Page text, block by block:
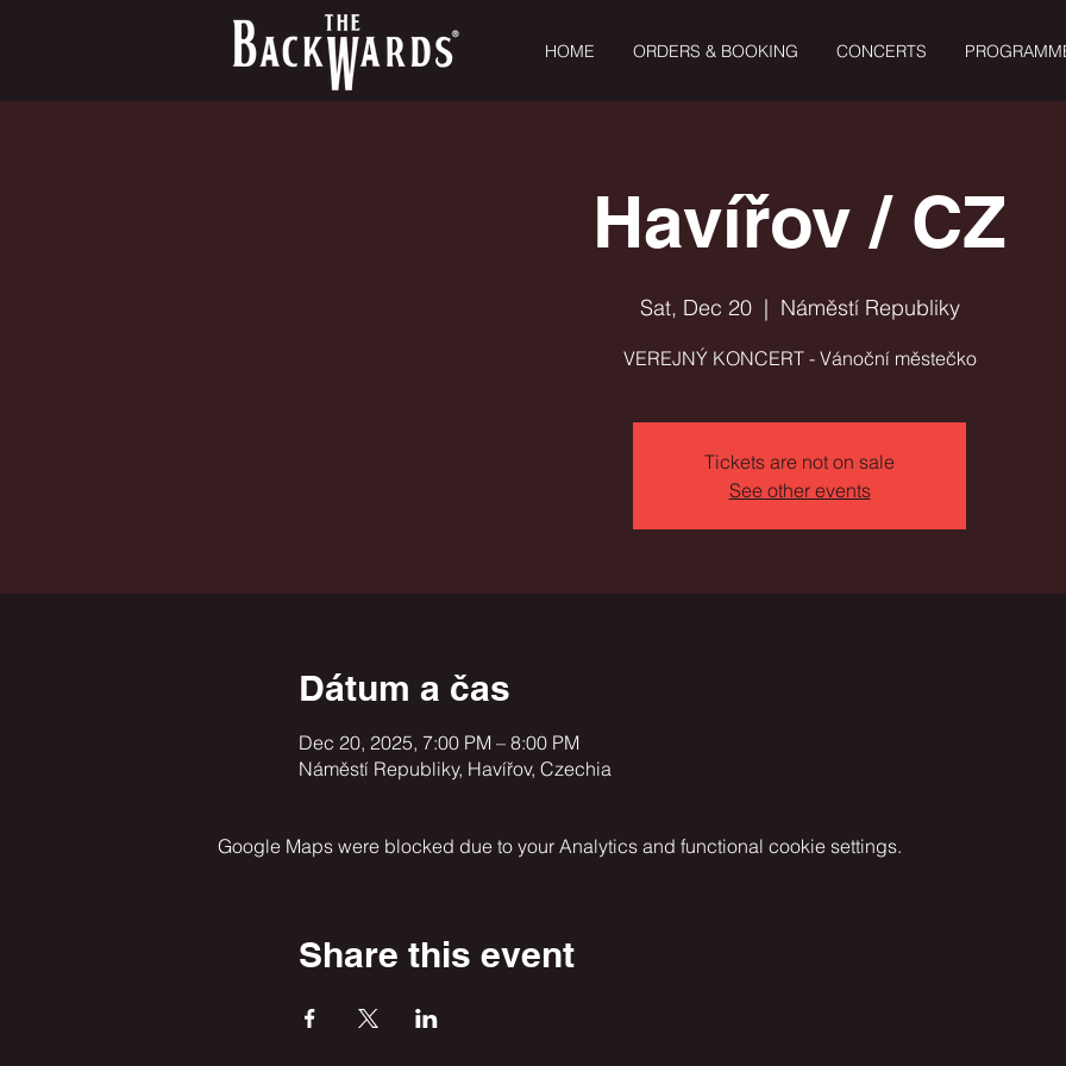
HOME ORDERS & BOOKING CONCERTS
Havířov / CZ
Sat, Dec 20
  |
Náměstí Republiky
VEREJNÝ KONCERT - Vánoční městečko
Tickets are not on sale
See other events
Dátum a čas
Dec 20, 2025, 7:00 PM – 8:00 PM
Náměstí Republiky, Havířov, Czechia
Google Maps were blocked due to your Analytics and functional cookie settings.
Share this event